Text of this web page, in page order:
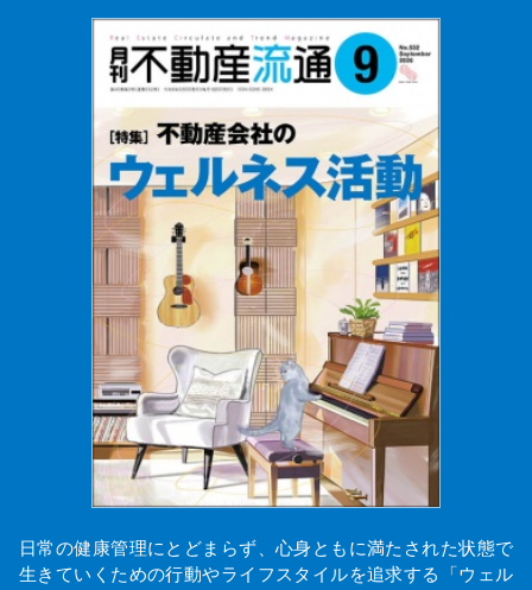
日常の健康管理にとどまらず、心身ともに満たされた状態で
生きていくための行動やライフスタイルを追求する「ウェル